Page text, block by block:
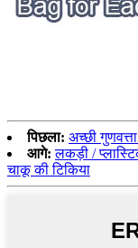
पिछला: अच्छी
आगे: लकड़ी /
चाकू की टिकिया